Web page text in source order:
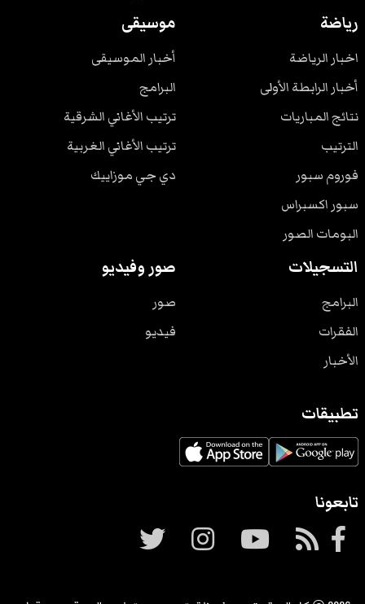
رياضة
اخبار الرياضة
أخبار الرابطة الأولى
نتائج المباريات
الترتيب
فوروم سبور
سبور اكسبراس
البومات الصور
موسيقى
أخبار الموسيقى
البرامج
ترتيب الأغاني الشرقية
ترتيب الأغاني الغربية
دي جي موزاييك
التسجيلات
البرامج
الفقرات
الأخبار
صور وفيديو
صور
فيديو
تطبيقات
تابعونا